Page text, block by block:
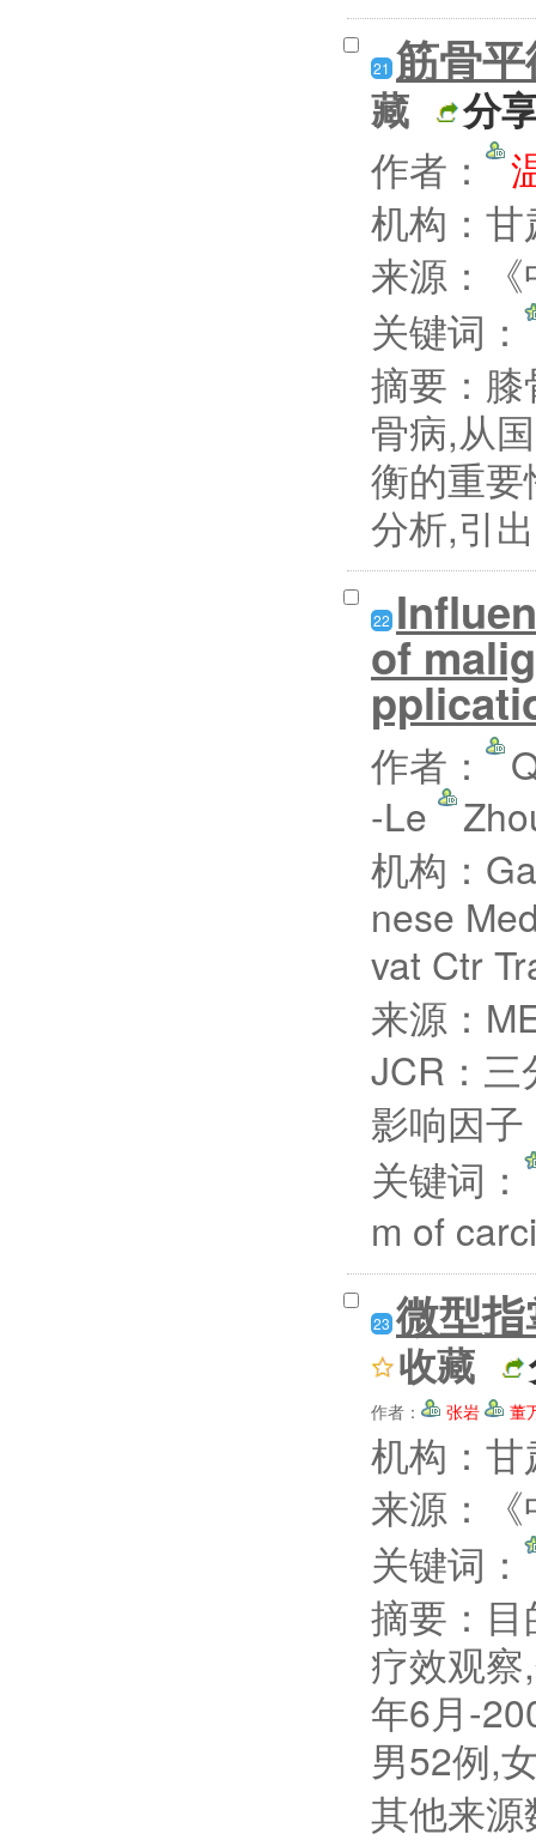
21 筋骨
藏 分
作者：
机构：
来源：
关键词：
摘要：
骨病,从
衡的重
分析,引
22
of
作者：
-Le
机构：
nese
vat Ctr
来源：
JCR：三
影响因
关键词：
m of
23 微型
收藏
作者： 张岩 董
机构：
来源：
关键词：
摘要：
疗效观
年6月-
男52例,
其他来